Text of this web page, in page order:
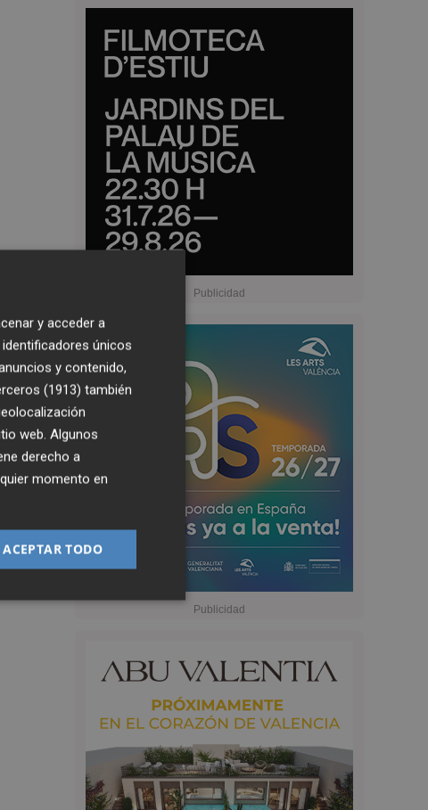
y acceder a
únicos
y contenido,
(1913) también
web. Algunos
derecho a
momento en
ACEPTAR TODO